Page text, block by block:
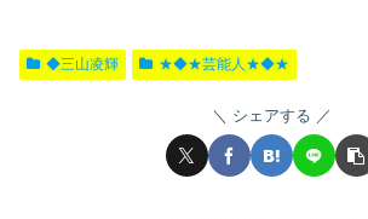
◆三山凌輝 ★◆★芸能人★◆★
シェアする